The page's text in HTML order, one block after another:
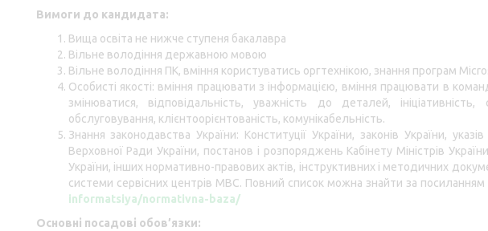
Вимоги до кандидата:
Вища освіта не нижче ступеня бакалавра
Вільне володіння державною мовою
Вільне володіння ПК, вміння користуватись оргтехнікою, знання програм
Особисті якості: вміння працювати з інформацією, вміння працювати в
змінюватися, відповідальність, уважність до деталей, ініціативність,
обслуговування, клієнтоорієнтованість, комунікабельність.
Знання законодавства України: Конституції України, законів України,
Верховної Ради України, постанов і розпоряджень Кабінету Міністрів
України, інших нормативно-правових актів, інструктивних і методичних
системи сервісних центрів МВС. Повний список можна знайти за
informatsiya/normativna-baza/
Основні посадові обов’язки: